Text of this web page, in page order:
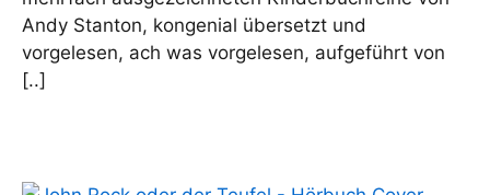
Andy Stanton, kongenial übersetzt und
vorgelesen, ach was vorgelesen, aufgeführt von
[..]